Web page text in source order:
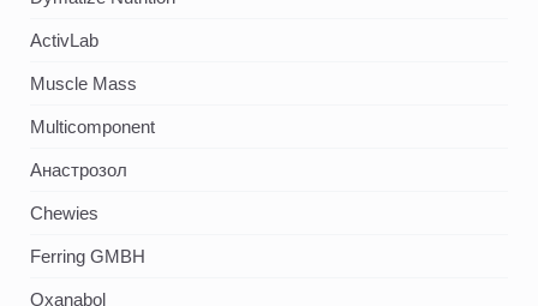
ActivLab
Muscle Mass
Multicomponent
Анастрозол
Chewies
Ferring GMBH
Oxanabol